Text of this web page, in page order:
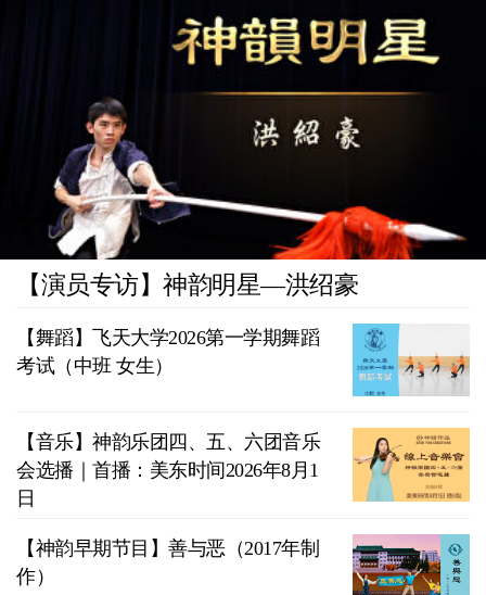
【演员专访】神韵明星—洪绍豪
【舞蹈】飞天大学2026第一学期舞蹈
考试（中班 女生）
【音乐】神韵乐团四、五、六团音乐
会选播｜首播：美东时间2026年8月1
日
【神韵早期节目】善与恶（2017年制
作）